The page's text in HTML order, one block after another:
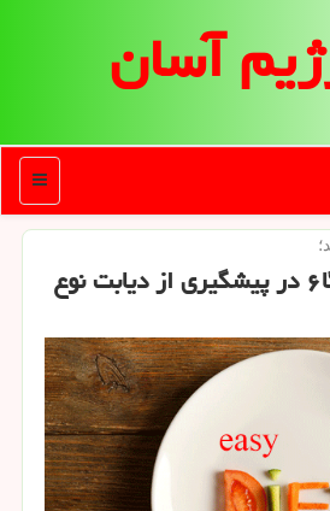
آسان
منو
تاثیر چربی های امگا۶ در پیشگیری از دیابت نوع